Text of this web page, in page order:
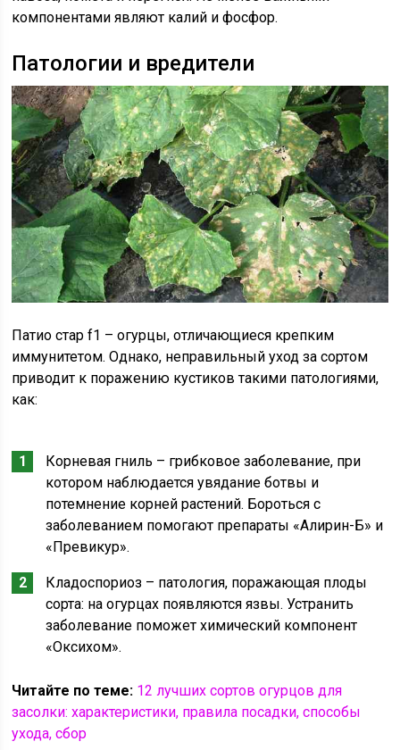
компонентами являют калий и фосфор.
Патологии и вредители
Патио стар f1 – огурцы, отличающиеся крепким
иммунитетом. Однако, неправильный уход за сортом
приводит к поражению кустиков такими патологиями,
как:
Корневая гниль – грибковое заболевание, при
котором наблюдается увядание ботвы и
потемнение корней растений. Бороться с
заболеванием помогают препараты «Алирин-Б» и
«Превикур».
Кладоспориоз – патология, поражающая плоды
сорта: на огурцах появляются язвы. Устранить
заболевание поможет химический компонент
«Оксихом».
Читайте по теме: 12 лучших сортов огурцов для
засолки: характеристики, правила посадки, способы
ухода, сбор